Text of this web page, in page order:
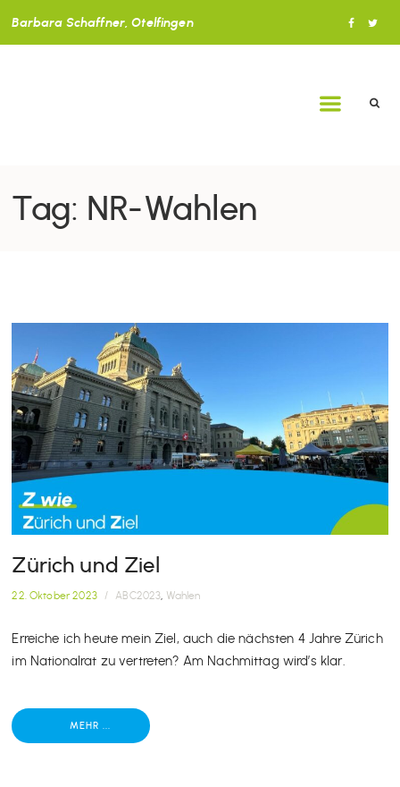
Barbara Schaffner, Otelfingen
Tag: NR-Wahlen
Zürich und Ziel
22. Oktober 2023 / ABC2023 Wahlen
Erreiche ich heute mein Ziel, auch die nächsten 4 Jahre Zürich
im Nationalrat zu vertreten? Am Nachmittag wird’s klar.
MEHR ...